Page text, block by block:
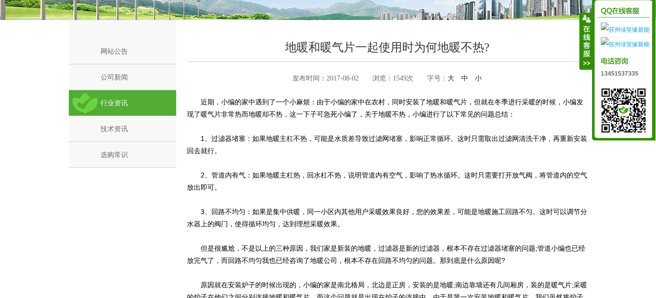
网站公告
公司新闻
行业资讯
技术资讯
选购常识
地暖和暖气片一起使用时为何地暖不热?
发布时间：2017-08-02 浏览：1549次 字号： 大 中 小
近期，小编的家中遇到了一个小麻烦：由于小编的家中在农村，同时安装了地暖和暖气片，但就在冬季进行采暖的时候，小编发
现了暖气片非常热而地暖却不热，这一下子可急死小编了，关于地暖不热，小编进行了以下常见的问题总结：
1、过滤器堵塞：如果地暖主杠不热，可能是水质差导致过滤网堵塞，影响正常循环。这时只需取出过滤网清洗干净，再重新安装
回去就行。
2、管道内有气：如果地暖主杠热，回水杠不热，说明管道内有空气，影响了热水循环。这时只需要打开放气阀，将管道内的空气
放出即可。
3、回路不均匀：如果是集中供暖，同一小区内其他用户采暖效果良好，您的效果差，可能是地暖施工回路不匀。这时可以调节分
水器上的阀门，使得循环均匀，达到理想采暖效果。
但是很尴尬，不是以上的三种原因，我们家是新装的地暖，过滤器是新的过滤器，根本不存在过滤器堵塞的问题;管道小编也已经
放完气了，而回路不均匀我也已经咨询了地暖公司，根本不存在回路不均匀的问题。那到底是什么原因呢?
原因就在安装炉子的时候出现的，小编的家是南北格局，北边是正房，安装的是地暖;南边靠墙还有几间厢房，装的是暖气片;采暖
13451537335